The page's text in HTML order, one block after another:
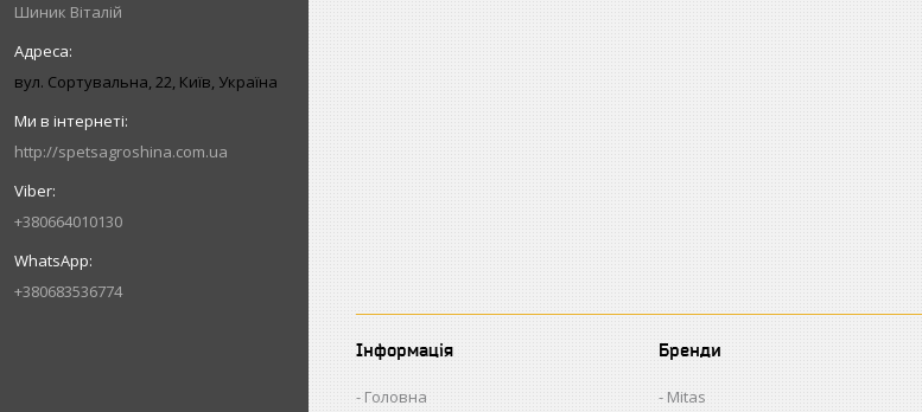
Шиник Віталій
вул. Сортувальна, 22, Київ, Україна
http://spetsagroshina.com.ua
+380664010130
+380683536774
Інформація
Головна
Бренди
Mitas